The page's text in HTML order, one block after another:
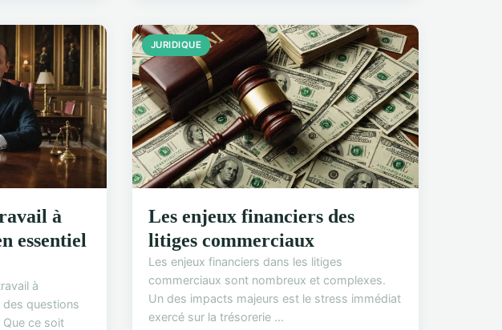
à
essentiel
à
des questions
ce soit
JURIDIQUE
Les enjeux financiers des
litiges commerciaux
Les enjeux financiers dans les litiges
commerciaux sont nombreux et complexes.
Un des impacts majeurs est le stress immédiat
exercé sur la trésorerie ...